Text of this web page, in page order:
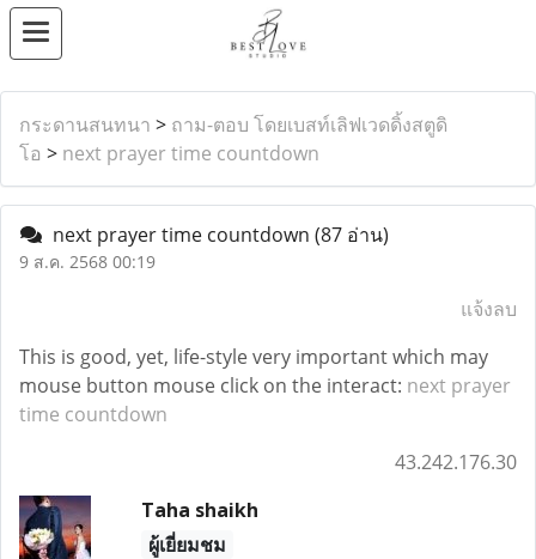
กระดานสนทนา > ถาม-ตอบ โดยเบสท์เลิฟเวดดิ้งสตูดิ
โอ > next prayer time countdown
next prayer time countdown (87 อ่าน)
9 ส.ค. 2568 00:19
แจ้งลบ
This is good, yet, life-style very important which may
mouse button mouse click on the interact: next prayer
time countdown
43.242.176.30
Taha shaikh
ผู้เยี่ยมชม